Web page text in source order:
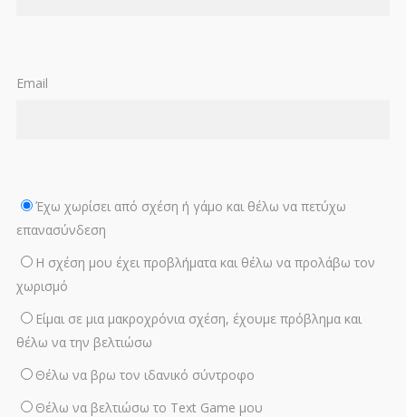
Email
Έχω χωρίσει από σχέση ή γάμο και θέλω να πετύχω
επανασύνδεση
Η σχέση μου έχει προβλήματα και θέλω να προλάβω τον
χωρισμό
Είμαι σε μια μακροχρόνια σχέση, έχουμε πρόβλημα και
θέλω να την βελτιώσω
Θέλω να βρω τον ιδανικό σύντροφο
Θέλω να βελτιώσω το Text Game μου